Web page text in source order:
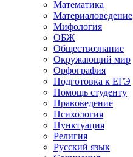
Математика
Материаловедение
Мифология
ОБЖ
Обществознание
Окружающий мир
Орфография
Подготовка к ЕГЭ
Помощь студенту
Правоведение
Психология
Пунктуация
Религия
Русский язык